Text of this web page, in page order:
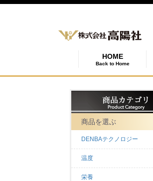
HOME
Back to Home
商品を選ぶ
DENBAテクノロジー
温度
栄養